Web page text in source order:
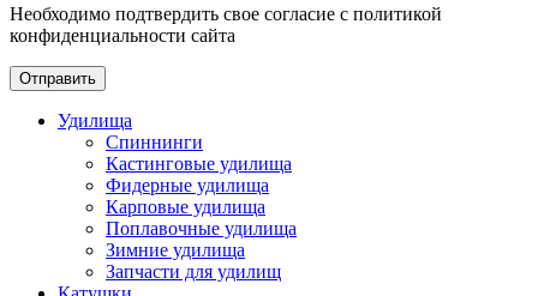
Необходимо подтвердить свое согласие с политикой
конфиденциальности сайта
Отправить
Удилища
Спиннинги
Кастинговые удилища
Фидерные удилища
Карповые удилища
Поплавочные удилища
Зимние удилища
Запчасти для удилищ